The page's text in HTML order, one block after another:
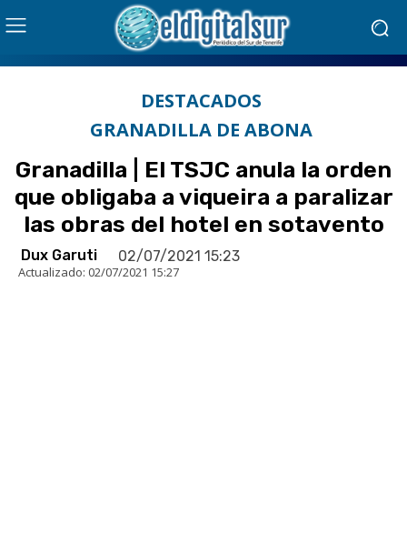
DESTACADOS
GRANADILLA DE ABONA
Granadilla | El TSJC anula la orden
que obligaba a viqueira a paralizar
las obras del hotel en sotavento
Dux Garuti 02/07/2021 15:23
Actualizado: 02/07/2021 15:27